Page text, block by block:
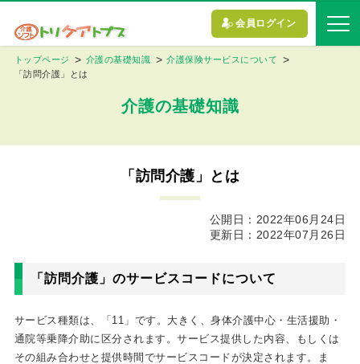
会員ログイン
トップページ 介護の基礎知識
介護保険サービスについて
「訪問介護」とは
介護の基礎知識
「訪問介護」とは
公開日：2022年06月24日
更新日：2022年07月26日
「訪問介護」のサービスコードについて
サービス種類は、「11」です。大きく、身体介護中心・生活援助・
通院等乗降介助に区分されます。サービス提供した内容、もしくは
その組み合わせと提供時間でサービスコードが決定されます。ま